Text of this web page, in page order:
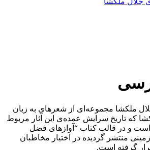
ملکشا مجموعه‌ای از شعرهای به زبان
که تاریخ سرایش عمده‌ی این آثار مربوط
است و در قالب کتاب “آوازهای فضل
منتشر گردیده در اختیار مخاطبان
گرفته است.